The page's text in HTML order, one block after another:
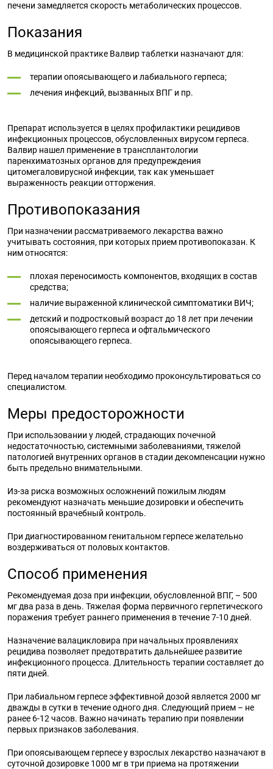
печени замедляется скорость метаболических процессов.
Показания
В медицинской практике Валвир таблетки назначают для:
терапии опоясывающего и лабиального герпеса;
лечения инфекций, вызванных ВПГ и пр.
Препарат используется в целях профилактики рецидивов
инфекционных процессов, обусловленных вирусом герпеса.
Валвир нашел применение в трансплантологии
паренхиматозных органов для предупреждения
цитомегаловирусной инфекции, так как уменьшает
выраженность реакции отторжения.
Противопоказания
При назначении рассматриваемого лекарства важно
учитывать состояния, при которых прием противопоказан. К
ним относятся:
плохая переносимость компонентов, входящих в состав
средства;
наличие выраженной клинической симптоматики ВИЧ;
детский и подростковый возраст до 18 лет при лечении
опоясывающего герпеса и офтальмического
опоясывающего герпеса.
Перед началом терапии необходимо проконсультироваться со
специалистом.
Меры предосторожности
При использовании у людей, страдающих почечной
недостаточностью, системными заболеваниями, тяжелой
патологией внутренних органов в стадии декомпенсации нужно
быть предельно внимательными.
Из-за риска возможных осложнений пожилым людям
рекомендуют назначать меньшие дозировки и обеспечить
постоянный врачебный контроль.
При диагностированном генитальном герпесе желательно
воздерживаться от половых контактов.
Способ применения
Рекомендуемая доза при инфекции, обусловленной ВПГ, – 500
мг два раза в день. Тяжелая форма первичного герпетического
поражения требует раннего применения в течение 7-10 дней.
Назначение валацикловира при начальных проявлениях
рецидива позволяет предотвратить дальнейшее развитие
инфекционного процесса. Длительность терапии составляет до
пяти дней.
При лабиальном герпесе эффективной дозой является 2000 мг
дважды в сутки в течение одного дня. Следующий прием – не
ранее 6-12 часов. Важно начинать терапию при появлении
первых признаков заболевания.
При опоясывающем герпесе у взрослых лекарство назначают в
суточной дозировке 1000 мг в три приема на протяжении